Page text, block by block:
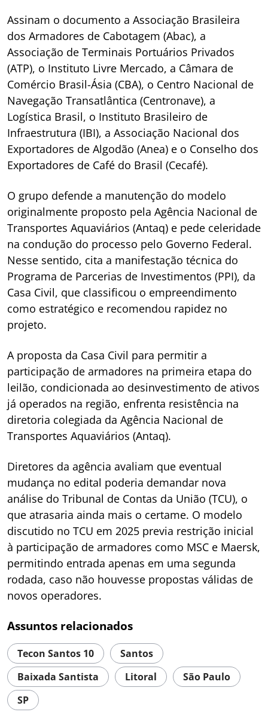
Assinam o documento a Associação Brasileira
dos Armadores de Cabotagem (Abac), a
Associação de Terminais Portuários Privados
(ATP), o Instituto Livre Mercado, a Câmara de
Comércio Brasil-Ásia (CBA), o Centro Nacional de
Navegação Transatlântica (Centronave), a
Logística Brasil, o Instituto Brasileiro de
Infraestrutura (IBI), a Associação Nacional dos
Exportadores de Algodão (Anea) e o Conselho dos
Exportadores de Café do Brasil (Cecafé).
O grupo defende a manutenção do modelo
originalmente proposto pela Agência Nacional de
Transportes Aquaviários (Antaq) e pede celeridade
na condução do processo pelo Governo Federal.
Nesse sentido, cita a manifestação técnica do
Programa de Parcerias de Investimentos (PPI), da
Casa Civil, que classificou o empreendimento
como estratégico e recomendou rapidez no
projeto.
A proposta da Casa Civil para permitir a
participação de armadores na primeira etapa do
leilão, condicionada ao desinvestimento de ativos
já operados na região, enfrenta resistência na
diretoria colegiada da Agência Nacional de
Transportes Aquaviários (Antaq).
Diretores da agência avaliam que eventual
mudança no edital poderia demandar nova
análise do Tribunal de Contas da União (TCU), o
que atrasaria ainda mais o certame. O modelo
discutido no TCU em 2025 previa restrição inicial
à participação de armadores como MSC e Maersk,
permitindo entrada apenas em uma segunda
rodada, caso não houvesse propostas válidas de
novos operadores.
Assuntos relacionados
Tecon Santos 10
Santos
Baixada Santista
Litoral
São Paulo
SP